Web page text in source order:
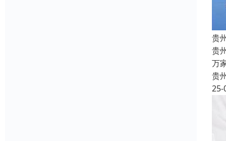
贵
贵
万
贵
25-